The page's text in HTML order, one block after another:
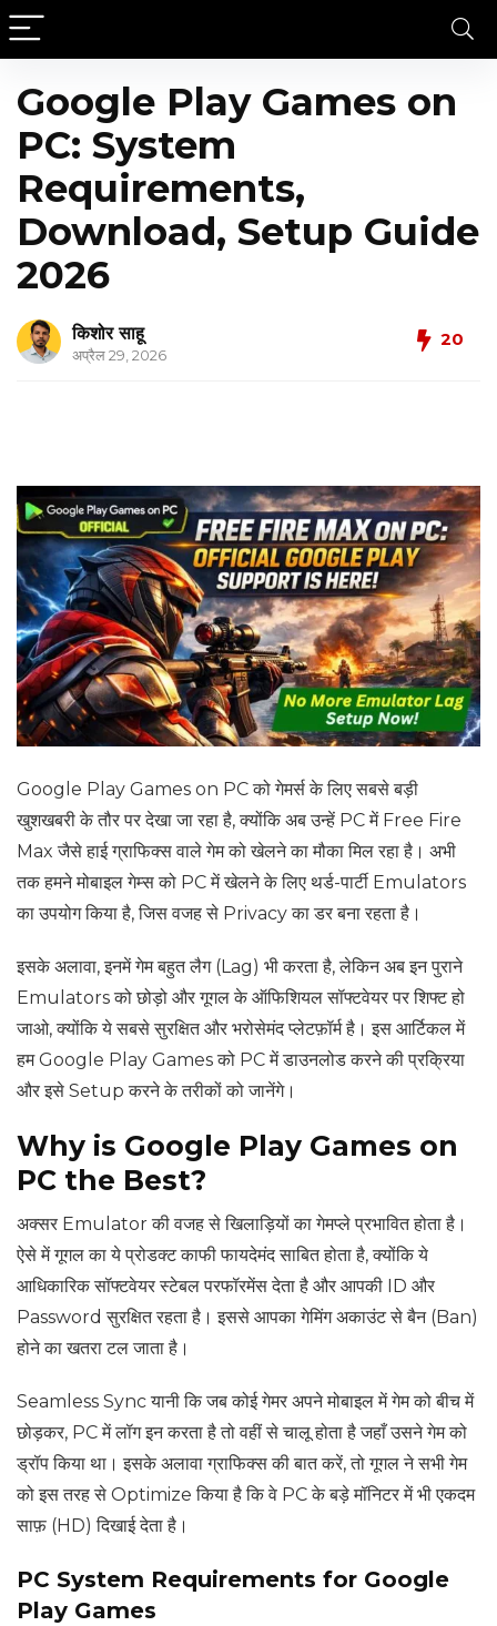
Google Play Games on
PC: System
Requirements,
Download, Setup Guide
2026
किशोर साहू
अप्रैल 29, 2026
20
Google Play Games on PC को गेमर्स के लिए सबसे बड़ी
खुशखबरी के तौर पर देखा जा रहा है, क्योंकि अब उन्हें PC में Free Fire
Max जैसे हाई ग्राफिक्स वाले गेम को खेलने का मौका मिल रहा है। अभी
तक हमने मोबाइल गेम्स को PC में खेलने के लिए थर्ड-पार्टी Emulators
का उपयोग किया है, जिस वजह से Privacy का डर बना रहता है।
इसके अलावा, इनमें गेम बहुत लैग (Lag) भी करता है, लेकिन अब इन पुराने
Emulators को छोड़ो और गूगल के ऑफिशियल सॉफ्टवेयर पर शिफ्ट हो
जाओ, क्योंकि ये सबसे सुरक्षित और भरोसेमंद प्लेटफ़ॉर्म है। इस आर्टिकल में
हम Google Play Games को PC में डाउनलोड करने की प्रक्रिया
और इसे Setup करने के तरीकों को जानेंगे।
Why is Google Play Games on
PC the Best?
अक्सर Emulator की वजह से खिलाड़ियों का गेमप्ले प्रभावित होता है।
ऐसे में गूगल का ये प्रोडक्ट काफी फायदेमंद साबित होता है, क्योंकि ये
आधिकारिक सॉफ्टवेयर स्टेबल परफॉरमेंस देता है और आपकी ID और
Password सुरक्षित रहता है। इससे आपका गेमिंग अकाउंट से बैन (Ban)
होने का खतरा टल जाता है।
Seamless Sync यानी कि जब कोई गेमर अपने मोबाइल में गेम को बीच में
छोड़कर, PC में लॉग इन करता है तो वहीं से चालू होता है जहाँ उसने गेम को
ड्रॉप किया था। इसके अलावा ग्राफिक्स की बात करें, तो गूगल ने सभी गेम
को इस तरह से Optimize किया है कि वे PC के बड़े मॉनिटर में भी एकदम
साफ़ (HD) दिखाई देता है।
PC System Requirements for Google
Play Games